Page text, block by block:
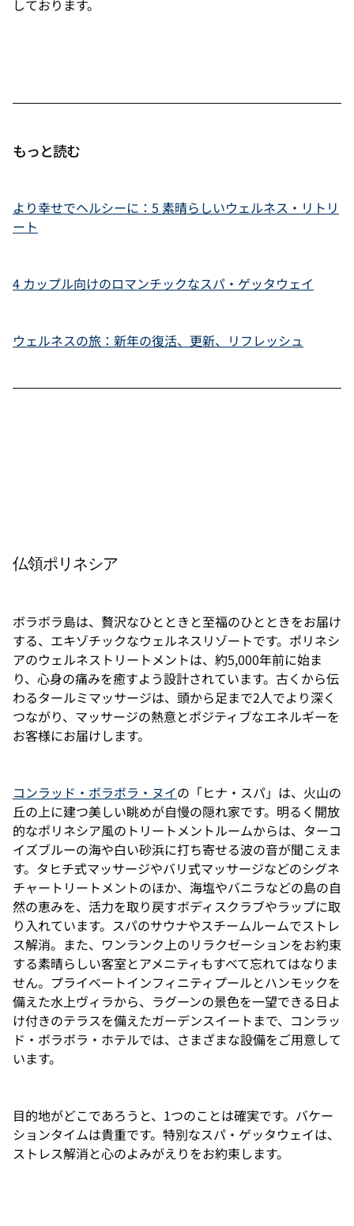
しております。
もっと読む
より幸せでヘルシーに：5 素晴らしいウェルネス・リトリ
ート
4 カップル向けのロマンチックなスパ・ゲッタウェイ
ウェルネスの旅：新年の復活、更新、リフレッシュ
スパ
体験
ンド
トラ
ック
を演
出し
ま
す。
仏領ポリネシア
ボラボラ島は、贅沢なひとときと至福のひとときをお届け
する、エキゾチックなウェルネスリゾートです。ポリネシ
アのウェルネストリートメントは、約5,000年前に始ま
り、心身の痛みを癒すよう設計されています。古くから伝
わるタールミマッサージは、頭から足まで2人でより深く
つながり、マッサージの熱意とポジティブなエネルギーを
お客様にお届けします。
コンラッド・ボラボラ・ヌイの「ヒナ・スパ」は、火山の
丘の上に建つ美しい眺めが自慢の隠れ家です。明るく開放
的なポリネシア風のトリートメントルームからは、ターコ
イズブルーの海や白い砂浜に打ち寄せる波の音が聞こえま
す。タヒチ式マッサージやバリ式マッサージなどのシグネ
チャートリートメントのほか、海塩やバニラなどの島の自
然の恵みを、活力を取り戻すボディスクラブやラップに取
り入れています。スパのサウナやスチームルームでストレ
ス解消。また、ワンランク上のリラクゼーションをお約束
する素晴らしい客室とアメニティもすべて忘れてはなりま
せん。プライベートインフィニティプールとハンモックを
備えた水上ヴィラから、ラグーンの景色を一望できる日よ
け付きのテラスを備えたガーデンスイートまで、コンラッ
ド・ボラボラ・ホテルでは、さまざまな設備をご用意して
います。
目的地がどこであろうと、1つのことは確実です。バケー
ションタイムは貴重です。特別なスパ・ゲッタウェイは、
ストレス解消と心のよみがえりをお約束します。